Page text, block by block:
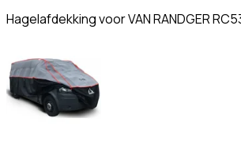
Hagelafdekking voor VAN RANDGER